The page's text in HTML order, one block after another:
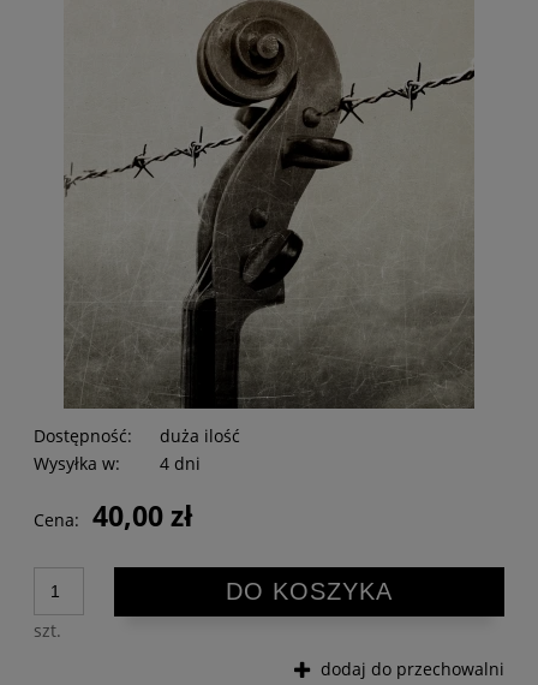
Dostępność:
duża ilość
Wysyłka w:
4 dni
Cena: 40,00 zł
szt.
DO KOSZYKA
dodaj do przechowalni